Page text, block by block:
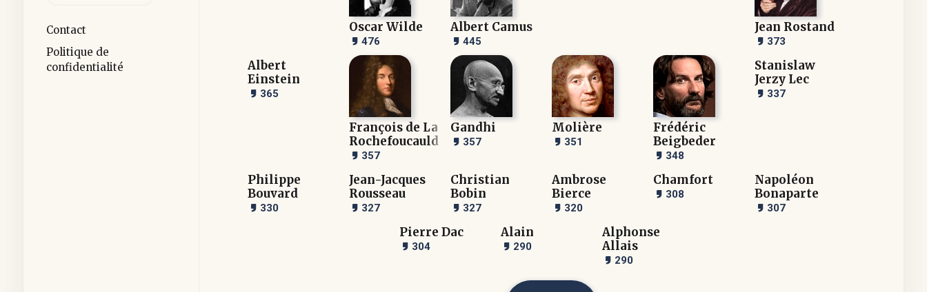
Contact
Politique de
confidentialité
Oscar Wilde
476
Albert Camus
445
Jean Rostand
373
Albert
Einstein
365
François de La
Rochefoucauld
357
Gandhi
357
Molière
351
Frédéric
Beigbeder
348
Stanislaw
Jerzy Lec
337
Philippe
Bouvard
330
Jean-Jacques
Rousseau
327
Christian
Bobin
327
Ambrose
Bierce
320
Chamfort
308
Napoléon
Bonaparte
307
Pierre Dac
304
Alain
290
Alphonse
Allais
290